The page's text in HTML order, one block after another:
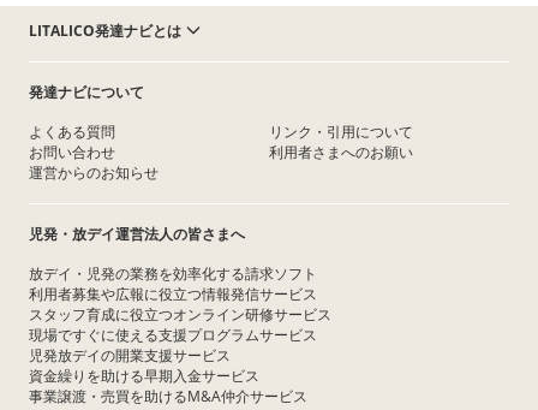
LITALICO発達ナビとは
発達ナビについて
よくある質問
お問い合わせ
運営からのお知らせ
リンク・引用について
利用者さまへのお願い
児発・放デイ運営法人の皆さまへ
放デイ・児発の業務を効率化する請求ソフト
利用者募集や広報に役立つ情報発信サービス
スタッフ育成に役立つオンライン研修サービス
現場ですぐに使える支援プログラムサービス
児発放デイの開業支援サービス
資金繰りを助ける早期入金サービス
事業譲渡・売買を助けるM&A仲介サービス